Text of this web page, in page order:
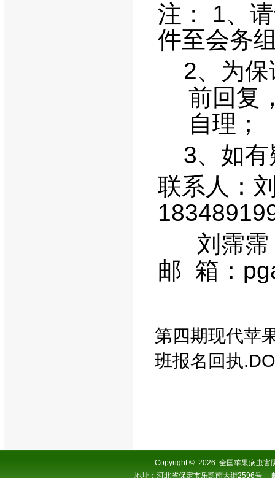
注： 1、
件至会务
2、为
前回复
自理；
3、如
联系人：
刘霈霈
邮 箱：
第四期现代苹
班报名回执
Copyright© 2026 全国苹果病虫害
地址：河北省保定市乐凯南大街2596